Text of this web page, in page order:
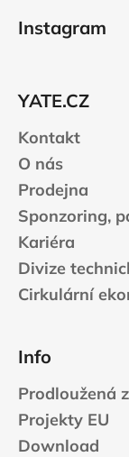
Instagram
YATE.CZ
Kontakt
O nás
Prodejna
Sponzoring,
Kariéra
Divize
Cirkulární
Info
Prodloužená
Projekty EU
Download